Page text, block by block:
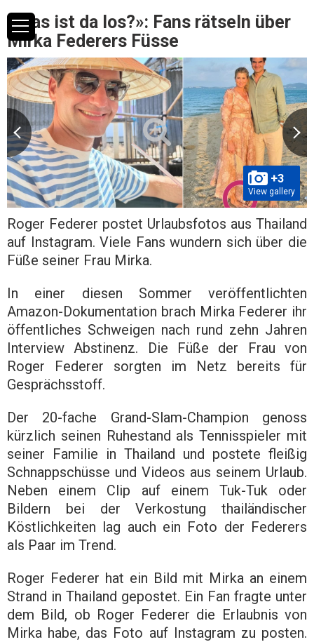
«Was ist da los?»: Fans rätseln über
Mirka Federers Füsse
+3
View gallery
Roger Federer postet Urlaubsfotos aus Thailand
auf Instagram. Viele Fans wundern sich über die
Füße seiner Frau Mirka.
In einer diesen Sommer veröffentlichten
Amazon-Dokumentation brach Mirka Federer ihr
öffentliches Schweigen nach rund zehn Jahren
Interview Abstinenz. Die Füße der Frau von
Roger Federer sorgten im Netz bereits für
Gesprächsstoff.
Der 20-fache Grand-Slam-Champion genoss
kürzlich seinen Ruhestand als Tennisspieler mit
seiner Familie in Thailand und postete fleißig
Schnappschüsse und Videos aus seinem Urlaub.
Neben einem Clip auf einem Tuk-Tuk oder
Bildern bei der Verkostung thailändischer
Köstlichkeiten lag auch ein Foto der Federers
als Paar im Trend.
Roger Federer hat ein Bild mit Mirka an einem
Strand in Thailand gepostet. Ein Fan fragte unter
dem Bild, ob Roger Federer die Erlaubnis von
Mirka habe, das Foto auf Instagram zu posten.